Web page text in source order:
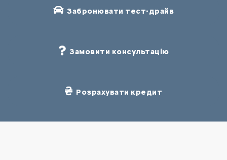
Забронювати тест-драйв
Замовити консультацію
Розрахувати кредит